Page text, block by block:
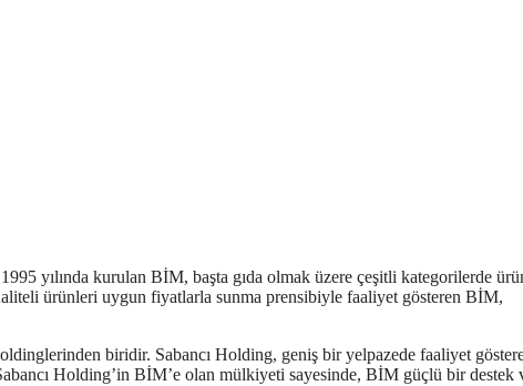
yılında kurulan BİM, başta gıda olmak üzere çeşitli kategorilerde
ürünleri uygun fiyatlarla sunma prensibiyle faaliyet gösteren BİM,
biridir. Sabancı Holding, geniş bir yelpazede faaliyet
Holding’in BİM’e olan mülkiyeti sayesinde, BİM güçlü bir destek